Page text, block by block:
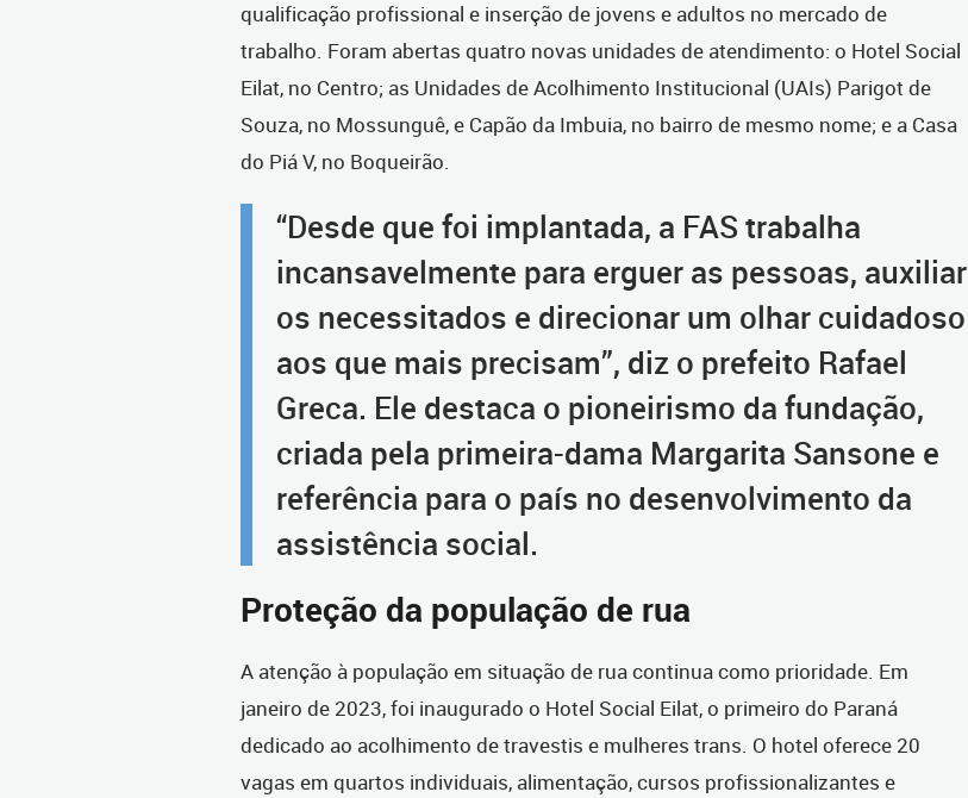
qualificação profissional e inserção de jovens e adultos no mercado de
trabalho. Foram abertas quatro novas unidades de atendimento: o Hotel Social
Eilat, no Centro; as Unidades de Acolhimento Institucional (UAIs) Parigot de
Souza, no Mossunguê, e Capão da Imbuia, no bairro de mesmo nome; e a Casa
do Piá V, no Boqueirão.
“Desde que foi implantada, a FAS trabalha
incansavelmente para erguer as pessoas, auxiliar
os necessitados e direcionar um olhar cuidadoso
aos que mais precisam”, diz o prefeito Rafael
Greca. Ele destaca o pioneirismo da fundação,
criada pela primeira-dama Margarita Sansone e
referência para o país no desenvolvimento da
assistência social.
Proteção da população de rua
A atenção à população em situação de rua continua como prioridade. Em
janeiro de 2023, foi inaugurado o Hotel Social Eilat, o primeiro do Paraná
dedicado ao acolhimento de travestis e mulheres trans. O hotel oferece 20
vagas em quartos individuais, alimentação, cursos profissionalizantes e